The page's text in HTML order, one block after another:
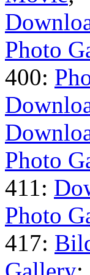
Photo
400:
Photo
411:
Photo
417: